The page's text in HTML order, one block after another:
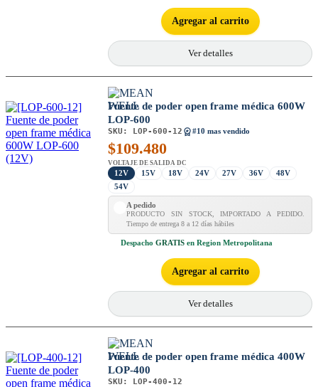
Agregar al carrito
Ver detalles
Fuente de poder open frame médica 600W
LOP-600
SKU: LOP-600-12 #10 mas vendido
$109.480
VOLTAJE DE SALIDA DC
12V 15V 18V 24V 27V 36V
48V
54V
A pedido
PRODUCTO SIN STOCK, IMPORTADO A PEDIDO.
Tiempo de entrega 8 a 12 días hábiles
Despacho GRATIS en Region Metropolitana
Agregar al carrito
Ver detalles
Fuente de poder open frame médica 400W
LOP-400
SKU: LOP-400-12